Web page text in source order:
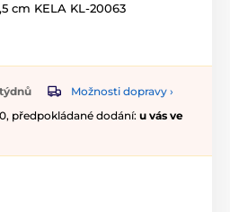
cm KELA KL-20063
Možnosti dopravy ›
předpokládané dodání: u vás ve